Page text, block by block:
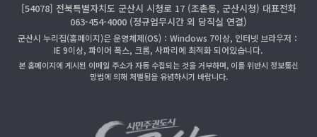
[54078] 전북특별자치도 군산시 시청로 17 (조촌동, 군산시청) 대표전화
063-454-4000 (정규업무시간 외 당직실 연결)
군산시 누리집(홈페이지)은 운영체제(OS)：Windows 7이상, 인터넷 브라우저：
IE 9이상, 파이어 폭스, 크롬, 사파리에 최적화 되어있습니다.
본 홈페이지에 게시된 이메일 주소가 자동 수집되는 것을 거부하며, 이를 위반시 정보통신
망법에 의해 처벌됨을 유념하시기 바랍니다.